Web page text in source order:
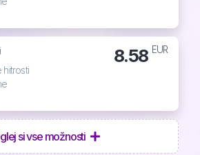
hitrosti
8.58 EUR
si vse možnosti